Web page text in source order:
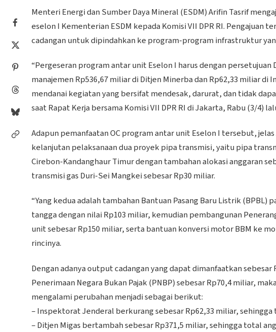
Menteri Energi dan Sumber Daya Mineral (ESDM) Arifin Tasrif
eselon I Kementerian ESDM kepada Komisi VII DPR RI.
cadangan untuk dipindahkan ke program-program infrastruktur
“Pergeseran program antar unit Eselon I harus dengan persetujuan
manajemen Rp536,67 miliar di Ditjen Minerba dan Rp62,33 miliar
mendanai kegiatan yang bersifat mendesak, darurat, dan tidak
saat Rapat Kerja bersama Komisi VII DPR RI di Jakarta, Rabu (3/4)
Adapun pemanfaatan OC program antar unit Eselon I tersebut,
kelanjutan pelaksanaan dua proyek pipa transmisi, yaitu pipa
Cirebon-Kandanghaur Timur dengan tambahan alokasi anggaran
transmisi gas Duri-Sei Mangkei sebesar Rp30 miliar.
“Yang kedua adalah tambahan Bantuan Pasang Baru Listrik
tangga dengan nilai Rp103 miliar, kemudian pembangunan
unit sebesar Rp150 miliar, serta bantuan konversi motor BBM ke
rincinya.
Dengan adanya output cadangan yang dapat dimanfaatkan
Penerimaan Negara Bukan Pajak (PNBP) sebesar Rp70,4 miliar,
mengalami perubahan menjadi sebagai berikut:
– Inspektorat Jenderal berkurang sebesar Rp62,33 miliar,
– Ditjen Migas bertambah sebesar Rp371,5 miliar, sehingga total